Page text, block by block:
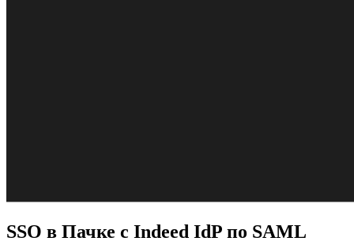
SSO в Пачке с Indeed IdP по SAML